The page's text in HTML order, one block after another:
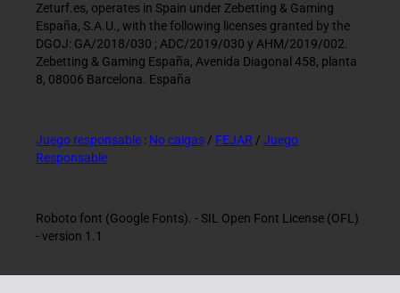
Zeturf.es, operates in Spain under Zebetting & Gaming
España, S.A.U., with the following licenses granted by the
DGOJ: GA/2018/030 ; ADC/2019/030 y AHM/2019/002.
Zebetting & Gaming España, Avenida Diagonal 458, planta
8, 08006 Barcelona. España
Juego responsable : No caigas / FEJAR / Juego
Responsable
Roboto font (Google Fonts). - SIL Open Font License (OFL)
- version 1.1